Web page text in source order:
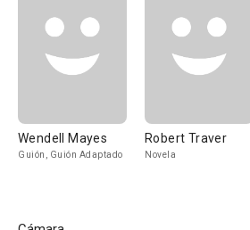
Wendell Mayes
Guión, Guión Adaptado
Robert Traver
Novela